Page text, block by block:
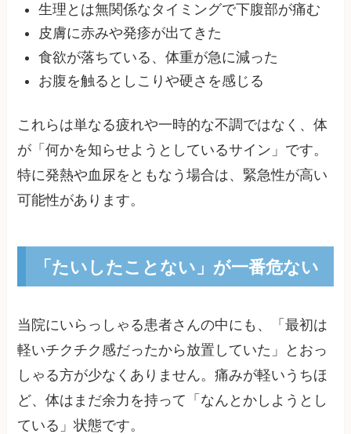
生理とは無関係なタイミングで下腹部が痛む
皮膚に赤みや発疹が出てきた
食欲が落ちている、体重が急に減った
お腹を触るとしこりや硬さを感じる
これらは単なる疲れや一時的な不調ではなく、体
が「何かを知らせようとしているサイン」です。
特に発熱や血尿をともなう場合は、緊急性が高い
可能性があります。
「たいしたことない」が一番危ない
当院にいらっしゃる患者さんの中にも、「最初は
軽いチクチク感だったから放置していた」とおっ
しゃる方が少なくありません。痛みが軽いうちほ
ど、体はまだ余力を持って「なんとかしようとし
ている」状態です。